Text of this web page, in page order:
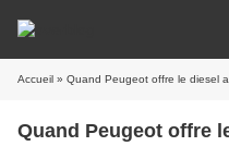
Accueil » Quand Peugeot offre le diesel
Quand Peugeot offre